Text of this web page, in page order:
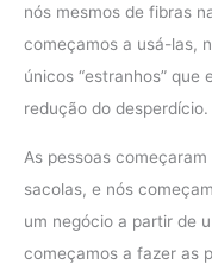
nós mesmos de fibras
começamos a usá-las,
únicos “estranhos” que
redução do desperdício.
As pessoas
sacolas, e nós
um negócio a partir de
começamos a fazer as